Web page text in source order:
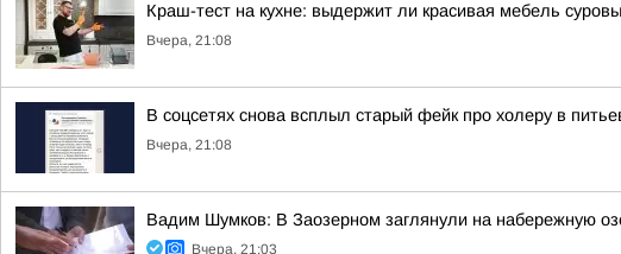
Краш-тест на кухне: выдержит ли красивая мебель
Вчера, 21:08
В соцсетях снова всплыл старый фейк про холеру в
Вчера, 21:08
Вадим Шумков: В Заозерном заглянули на набережную
Вчера, 21:03